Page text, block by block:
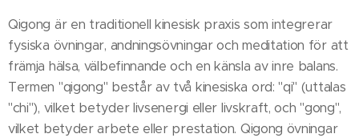
Qigong är en traditionell kinesisk praxis som integrerar
fysiska övningar, andningsövningar och meditation för att
främja hälsa, välbefinnande och en känsla av inre balans.
Termen "qigong" består av två kinesiska ord: "qi" (uttalas
"chi"), vilket betyder livsenergi eller livskraft, och "gong",
vilket betyder arbete eller prestation. Qigong övningar